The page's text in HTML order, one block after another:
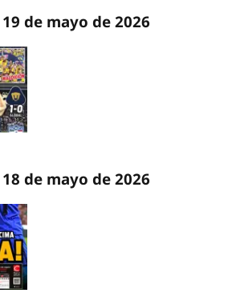
19 de mayo de 2026
18 de mayo de 2026